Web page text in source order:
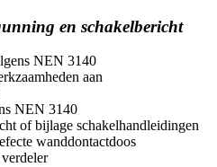
en schakelbericht
NEN 3140
aan
NEN 3140
of bijlage schakelhandleidingen
wanddontactdoos